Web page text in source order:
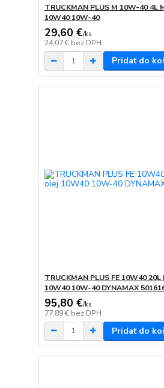
TRUCKMAN PLUS M 10W-40
10W40 10W-40
29,60 €/ks
24,07 € bez DPH
Pridať do
TRUCKMAN PLUS FE 10W40
10W40 10W-40 DYNAMAX
95,80 €/ks
77,89 € bez DPH
Pridať do